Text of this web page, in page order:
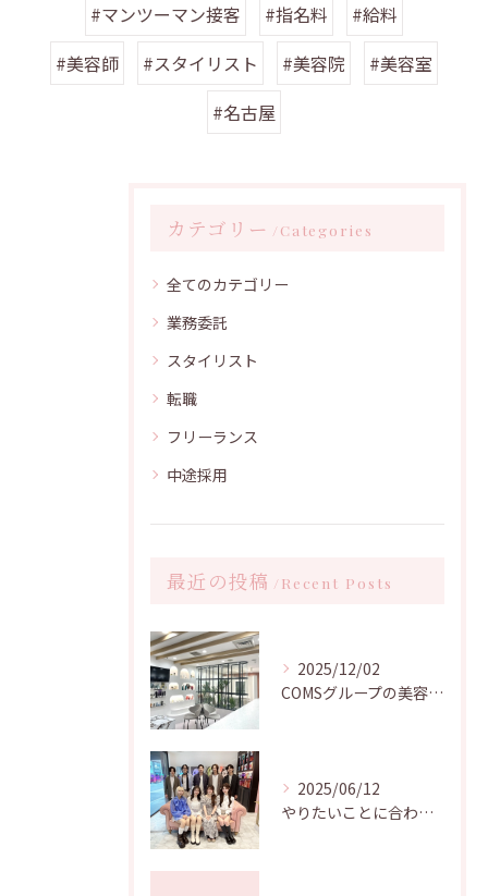
#マンツーマン接客
#指名料
#給料
#美容師
#スタイリスト #美容院
#美容室
#名古屋
カテゴリー Categories
全てのカテゴリー
業務委託
スタイリスト
転職
フリーランス
中途採用
最近の投稿 Recent Posts
2025/12/02
COMSグループの美容師求人｜2026年募集
2025/06/12
やりたいことに合わせて選べる！キャリアが積める美容院はコムズグループへ！